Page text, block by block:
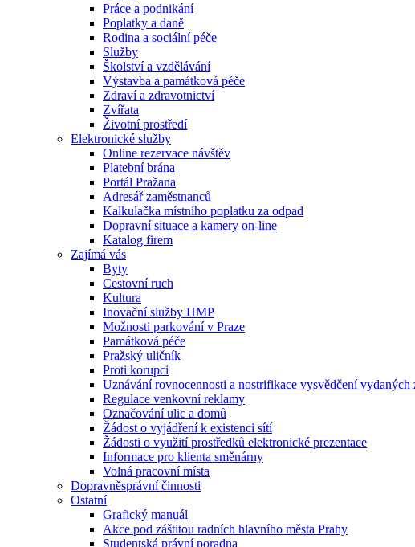
Práce a podnikání
Poplatky a daně
Rodina a sociální péče
Služby
Školství a vzdělávání
Výstavba a památková péče
Zdraví a zdravotnictví
Zvířata
Životní prostředí
Elektronické služby
Online rezervace návštěv
Platební brána
Portál Pražana
Adresář zaměstnanců
Kalkulačka místního poplatku za odpad
Dopravní situace a kamery on-line
Katalog firem
Zajímá vás
Byty
Cestovní ruch
Kultura
Inovační služby HMP
Možnosti parkování v Praze
Památková péče
Pražský uličník
Proti korupci
Uznávání rovnocennosti a nostrifikace vysvědčení vydaných
Regulace venkovní reklamy
Označování ulic a domů
Žádost o vyjádření k existenci sítí
Žádosti o využití prostředků elektronické prezentace
Informace pro klienta směnárny
Volná pracovní místa
Dopravněsprávní činnosti
Ostatní
Grafický manuál
Akce pod záštitou radních hlavního města Prahy
Studentská právní poradna